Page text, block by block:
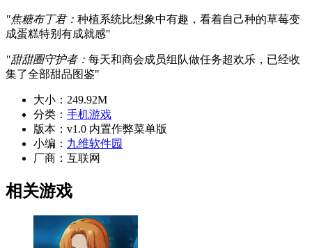
"焦糖布丁君： 种植系统比想象中有趣，看着自己种的草莓变
成蛋糕特别有成就感"
"甜甜圈守护者： 每天和商会成员组队做任务超欢乐，已经收
集了全部甜品图鉴"
大小： 249.92M
分类： 手机游戏
版本： v1.0 内置作弊菜单版
小编： 九维软件园
厂商： 互联网
相关游戏